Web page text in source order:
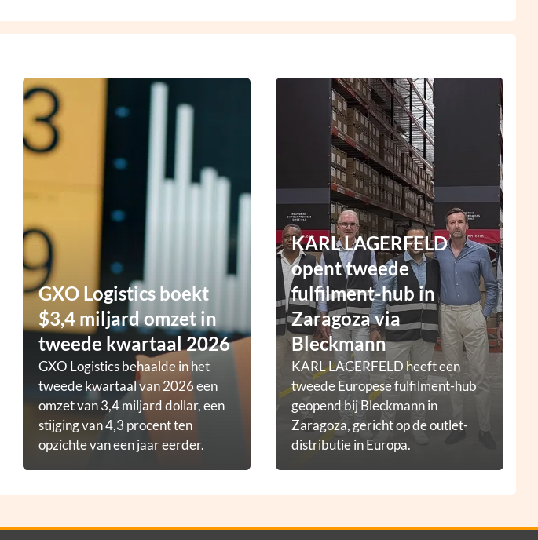
GXO Logistics boekt
$3,4 miljard omzet in
tweede kwartaal 2026
GXO Logistics behaalde in het
tweede kwartaal van 2026 een
omzet van 3,4 miljard dollar, een
stijging van 4,3 procent ten
opzichte van een jaar eerder.
KARL LAGERFELD
opent tweede
fulfilment-hub in
Zaragoza via
Bleckmann
KARL LAGERFELD heeft een
tweede Europese fulfilment-hub
geopend bij Bleckmann in
Zaragoza, gericht op de outlet-
distributie in Europa.